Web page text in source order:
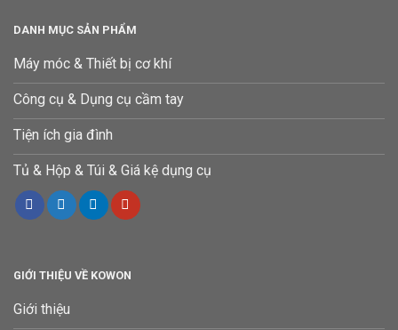
DANH MỤC SẢN PHẨM
Máy móc & Thiết bị cơ khí
Công cụ & Dụng cụ cầm tay
Tiện ích gia đình
Tủ & Hộp & Túi & Giá kệ dụng cụ
GIỚI THIỆU VỀ KOWON
Giới thiệu